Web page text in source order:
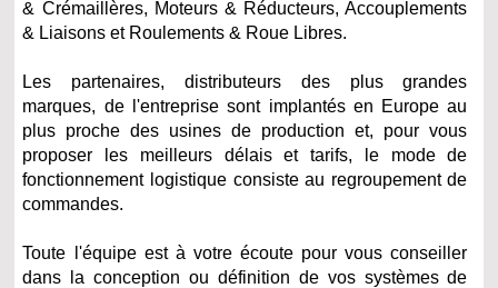
& Crémaillères, Moteurs & Réducteurs, Accouplements
& Liaisons et Roulements & Roue Libres.
Les partenaires, distributeurs des plus grandes
marques, de l'entreprise sont implantés en Europe au
plus proche des usines de production et, pour vous
proposer les meilleurs délais et tarifs, le mode de
fonctionnement logistique consiste au regroupement de
commandes.
Toute l'équipe est à votre écoute pour vous conseiller
dans la conception ou définition de vos systèmes de